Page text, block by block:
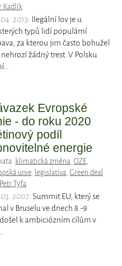
Kadlík
2013: Ilegální lov je u
typů lidí populární
za kterou jim často bohužel
nehrozí žádný trest. V Polsku
Evropské
- do roku 2020
podíl
energie
klimatická změna, OZE,
unie, legislativa, Green deal
Týfa
2007: Summit EU, který se
v Bruselu ve dnech 8.-9.
k ambiciózním cílům v